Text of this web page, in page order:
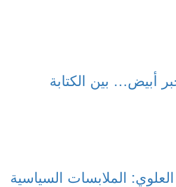
أبيض… بين الكتابة
الملابسات السياسية